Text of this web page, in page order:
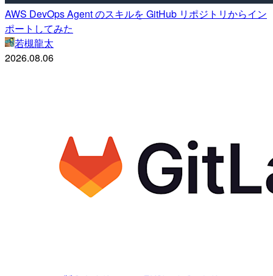
AWS DevOps Agent のスキルを GitHub リポジトリからイン
ポートしてみた
若槻龍太
2026.08.06